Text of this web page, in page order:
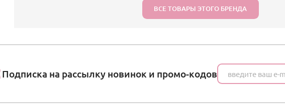
ВСЕ ТОВАРЫ ЭТОГО БРЕНДА
Подписка на рассылку новинок и промо-кодов